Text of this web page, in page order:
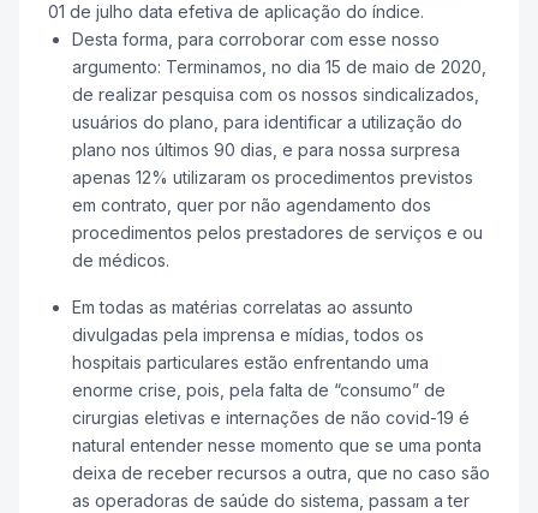
01 de julho data efetiva de aplicação do índice.
Desta forma, para corroborar com esse nosso
argumento: Terminamos, no dia 15 de maio de 2020,
de realizar pesquisa com os nossos sindicalizados,
usuários do plano, para identificar a utilização do
plano nos últimos 90 dias, e para nossa surpresa
apenas 12% utilizaram os procedimentos previstos
em contrato, quer por não agendamento dos
procedimentos pelos prestadores de serviços e ou
de médicos.
Em todas as matérias correlatas ao assunto
divulgadas pela imprensa e mídias, todos os
hospitais particulares estão enfrentando uma
enorme crise, pois, pela falta de “consumo” de
cirurgias eletivas e internações de não covid-19 é
natural entender nesse momento que se uma ponta
deixa de receber recursos a outra, que no caso são
as operadoras de saúde do sistema, passam a ter